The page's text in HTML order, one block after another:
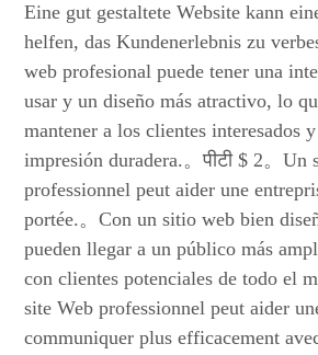
Eine gut gestaltete Website kann
helfen, das Kundenerlebnis zu
web profesional puede tener una
usar y un diseño más atractivo, lo
mantener a los clientes interesados
impresión duradera.。पीटी $ 2。Un
professionnel peut aider une
portée.。Con un sitio web bien
pueden llegar a un público más
con clientes potenciales de todo el
site Web professionnel peut aider
communiquer plus efficacement